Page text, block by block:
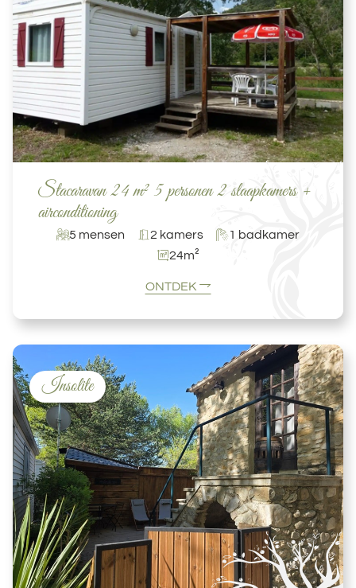
Stacaravan 24 m² 5 personen 2 slaapkamers +
airconditioning
5 mensen 2 kamers
1 badkamer
24m²
ONTDEK
Insolite